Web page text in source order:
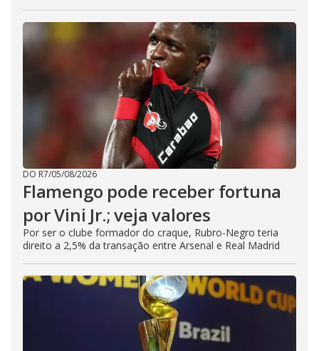
DO R7/05/08/2026
Flamengo pode receber fortuna
por Vini Jr.; veja valores
Por ser o clube formador do craque, Rubro-Negro teria
direito a 2,5% da transação entre Arsenal e Real Madrid